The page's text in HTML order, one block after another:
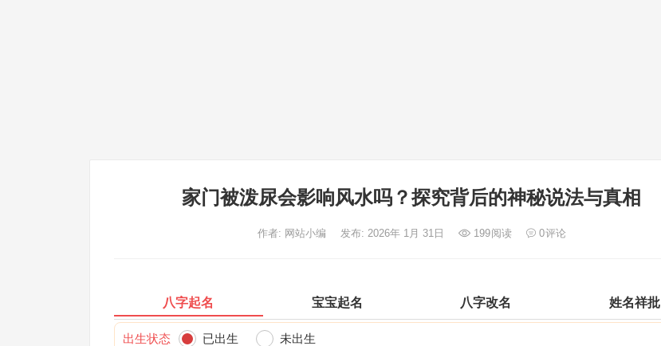
家门被泼尿会影响风水吗？探究背后的神秘说法与真相
作者: 网站小编 发布: 2026年 1月 31日 199阅读 0评论
八字起名 宝宝起名 八字改名 姓名祥批
出生状态 已出生 未出生